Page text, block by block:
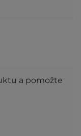
a pomožte